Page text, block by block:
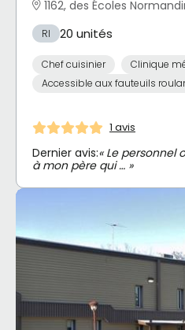
1162, des Écoles
RI 20 unités
Chef cuisinier
Clinique
Accessible aux fauteuils
1 avis
Dernier avis:« Le personnel
à mon père qui … »